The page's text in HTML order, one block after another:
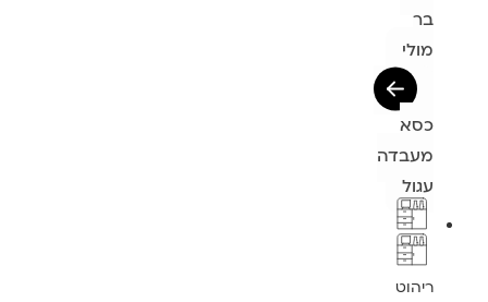
בר
מולי
כסא
מעבדה
עגול
ריהוט